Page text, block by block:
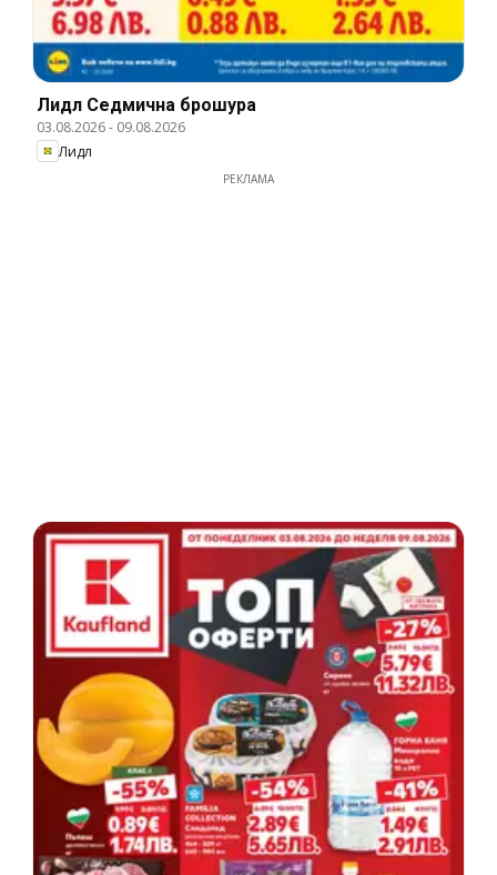
Лидл Cедмична брошура
03.08.2026- 09.08.2026
Лидл
РЕКЛАМА